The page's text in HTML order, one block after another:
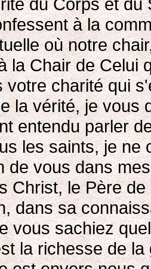
à la
où notre
la Chair de Celui
votre charité qui
la vérité, je vous
entendu parler
les saints, je
de vous dans
Christ, le Père
dans sa
vous sachiez
la richesse de